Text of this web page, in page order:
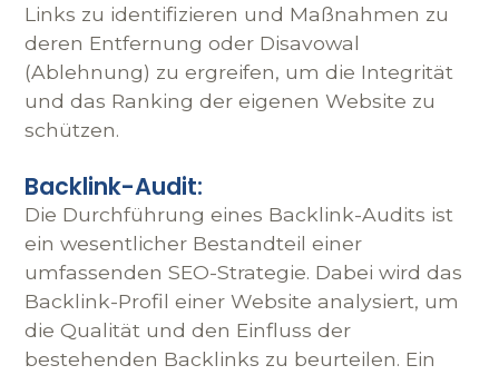
Links zu identifizieren und Maßnahmen zu
deren Entfernung oder Disavowal
(Ablehnung) zu ergreifen, um die Integrität
und das Ranking der eigenen Website zu
schützen.
Backlink-Audit:
Die Durchführung eines Backlink-Audits ist
ein wesentlicher Bestandteil einer
umfassenden SEO-Strategie. Dabei wird das
Backlink-Profil einer Website analysiert, um
die Qualität und den Einfluss der
bestehenden Backlinks zu beurteilen. Ein